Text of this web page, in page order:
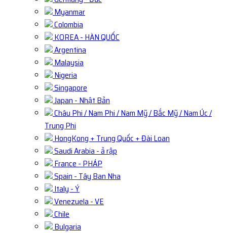
Myanmar
Colombia
KOREA - HÀN QUỐC
Argentina
Malaysia
Nigeria
Singapore
Japan - Nhật Bản
Châu Phi / Nam Phi / Nam Mỹ / Bắc Mỹ / Nam Úc /
Trung Phi
HongKong + Trung Quốc + Đài Loan
Saudi Arabia - ả rập
France - PHÁP
Spain - Tây Ban Nha
Italy - Ý
Venezuela - VE
Chile
Bulgaria